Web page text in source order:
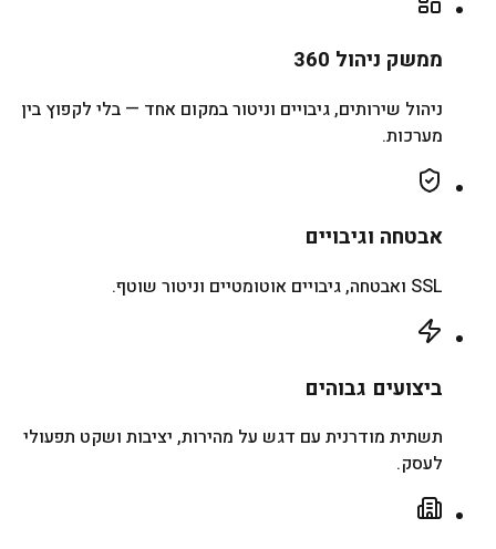
ממשק ניהול 360
ניהול שירותים, גיבויים וניטור במקום אחד — בלי לקפוץ בין
מערכות.
אבטחה וגיבויים
SSL ואבטחה, גיבויים אוטומטיים וניטור שוטף.
ביצועים גבוהים
תשתית מודרנית עם דגש על מהירות, יציבות ושקט תפעולי
לעסק.